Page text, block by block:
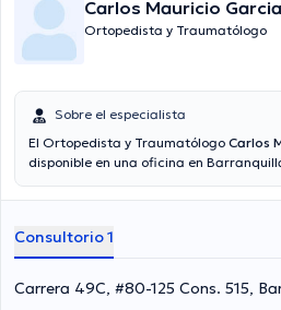
Carlos Mauricio
Ortopedista y Traumatólogo
Sobre el especialista
El Ortopedista y Traumatólogo Carlos
disponible en una oficina en
en su área de especialidad. El médico
participado como miembro de diversas
Carlos Mauricio Garcia Silva ha
conferencias con el objetivo de tener
ámbito de especialización y ha
Consultorio 1
Carrera 49C, #80-125 Cons. 515,